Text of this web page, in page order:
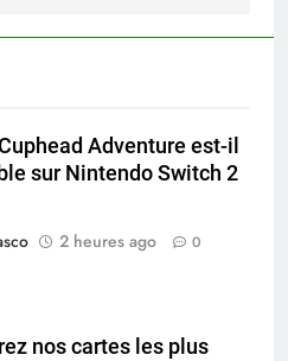
Adventure est-il
sur Nintendo Switch 2
2 heures ago 0
nos cartes les plus